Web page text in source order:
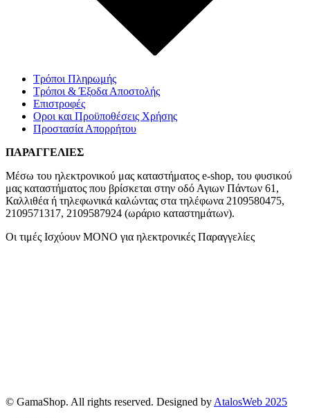
Τρόποι Πληρωμής
Τρόποι & Έξοδα Αποστολής
Επιστροφές
Οροι και Προϋποθέσεις Χρήσης
Προστασία Απορρήτου
ΠΑΡΑΓΓΕΛΙΕΣ
Μέσω του ηλεκτρονικού μας καταστήματος e-shop, του φυσικού
μας καταστήματος που βρίσκεται στην οδό Αγιων Πάντων 61,
Καλλιθέα ή τηλεφωνικά καλώντας στα τηλέφωνα 2109580475,
2109571317, 2109587924 (ωράριο καταστημάτων).
Οι τιμές Ισχύουν ΜΟΝΟ για ηλεκτρονικές Παραγγελίες
© GamaShop. All rights reserved. Designed by AtalosWeb 2025